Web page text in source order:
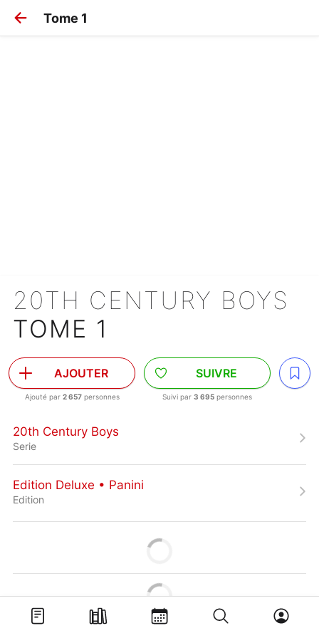
Tome 1
20TH CENTURY BOYS
TOME 1
AJOUTER
Ajouté par 2 657personnes
SUIVRE
Suivi par 3 695 personnes
20th Century Boys
Serie
Edition Deluxe • Panini
Edition